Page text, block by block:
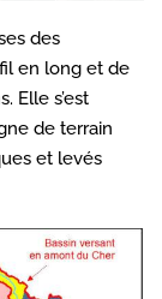
des
en long et de
Elle s’est
de terrain
et levés